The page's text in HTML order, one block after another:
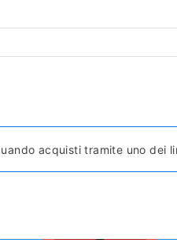
acquisti tramite uno dei